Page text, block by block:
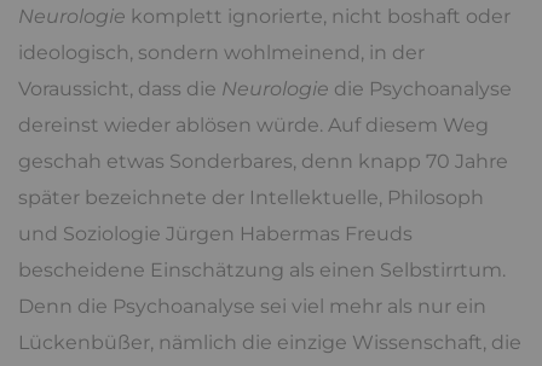
Neurologie komplett ignorierte, nicht boshaft oder
ideologisch, sondern wohlmeinend, in der
Voraussicht, dass die Neurologie die Psychoanalyse
dereinst wieder ablösen würde. Auf diesem Weg
geschah etwas Sonderbares, denn knapp 70 Jahre
später bezeichnete der Intellektuelle, Philosoph
und Soziologie Jürgen Habermas Freuds
bescheidene Einschätzung als einen Selbstirrtum.
Denn die Psychoanalyse sei viel mehr als nur ein
Lückenbüßer, nämlich die einzige Wissenschaft, die